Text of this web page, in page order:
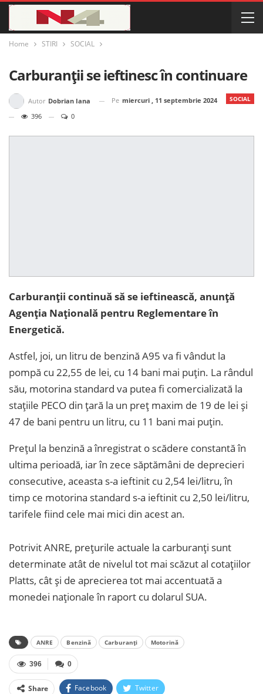
Home STIRI SOCIAL
Carburanții se ieftinesc în continuare
SOCIAL
Autor Dobrian Iana Pe miercuri , 11 septembrie 2024
396
0
Carburanții continuă să se ieftinească, anunță
Agenția Națională pentru Reglementare în
Energetică.
Astfel, joi, un litru de benzină A95 va fi vândut la
pompă cu 22,55 de lei, cu 14 bani mai puțin. La rândul
său, motorina standard va putea fi comercializată la
stațiile PECO din țară la un preț maxim de 19 de lei și
47 de bani pentru un litru, cu 11 bani mai puțin.
Prețul la benzină a înregistrat o scădere constantă în
ultima perioadă, iar în zece săptămâni de deprecieri
consecutive, aceasta s-a ieftinit cu 2,54 lei/litru, în
timp ce motorina standard s-a ieftinit cu 2,50 lei/litru,
tarifele fiind cele mai mici din acest an.
Potrivit ANRE, prețurile actuale la carburanți sunt
determinate atât de nivelul tot mai scăzut al cotațiilor
Platts, cât și de aprecierea tot mai accentuată a
monedei naționale în raport cu dolarul SUA.
ANRE Benzină Carburanți Motorină
0
396
Share Facebook Twitter